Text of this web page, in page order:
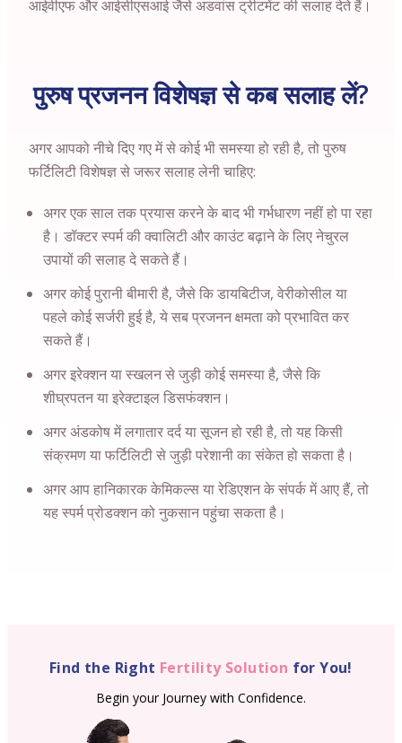
आईवीएफ और आईसीएसआई जैसे अडवांस ट्रीटमेंट की सलाह देते हैं।
पुरुष प्रजनन विशेषज्ञ से कब सलाह लें?
अगर आपको नीचे दिए गए में से कोई भी समस्या हो रही है, तो पुरुष
फर्टिलिटी विशेषज्ञ से जरूर सलाह लेनी चाहिए:
अगर एक साल तक प्रयास करने के बाद भी गर्भधारण नहीं हो पा रहा
है। डॉक्टर स्पर्म की क्वालिटी और काउंट बढ़ाने के लिए नेचुरल
उपायों की सलाह दे सकते हैं।
अगर कोई पुरानी बीमारी है, जैसे कि डायबिटीज, वेरीकोसील या
पहले कोई सर्जरी हुई है, ये सब प्रजनन क्षमता को प्रभावित कर
सकते हैं।
अगर इरेक्शन या स्खलन से जुड़ी कोई समस्या है, जैसे कि
शीघ्रपतन या इरेक्टाइल डिसफंक्शन।
अगर अंडकोष में लगातार दर्द या सूजन हो रही है, तो यह किसी
संक्रमण या फर्टिलिटी से जुड़ी परेशानी का संकेत हो सकता है।
अगर आप हानिकारक केमिकल्स या रेडिएशन के संपर्क में आए हैं, तो
यह स्पर्म प्रोडक्शन को नुकसान पहुंचा सकता है।
Find the Right Fertility Solution for You!
Begin your Journey with Confidence.